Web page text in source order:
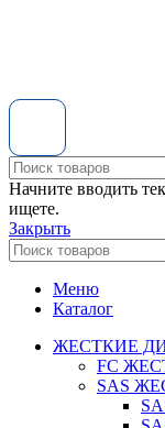
Начните вводить
ищете.
Закрыть
Меню
Каталог
ЖЕСТКИЕ
FC
SAS